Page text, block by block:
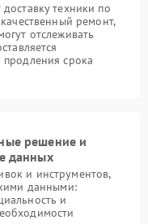
техники по
ремонт,
отслеживать
продления срока
решение и
данных
и инструментов,
данными:
и